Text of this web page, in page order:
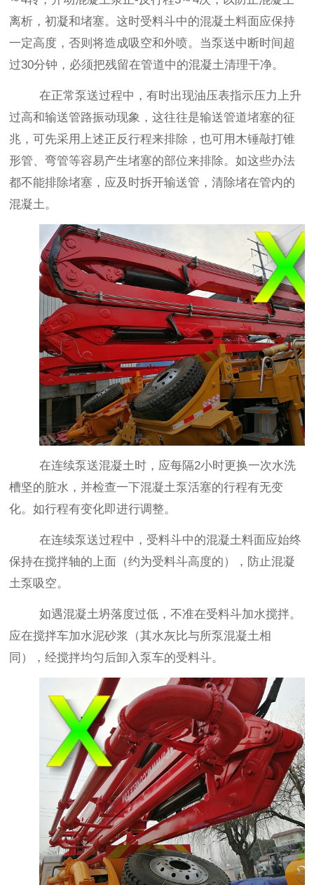
离析，初凝和堵塞。这时受料斗中的混凝土料面应保持
一定高度，否则将造成吸空和外喷。当泵送中断时间超
过30分钟，必须把残留在管道中的混凝土清理干净。
在正常泵送过程中，有时出现油压表指示压力上升
过高和输送管路振动现象，这往往是输送管道堵塞的征
兆，可先采用上述正反行程来排除，也可用木锤敲打锥
形管、弯管等容易产生堵塞的部位来排除。如这些办法
都不能排除堵塞，应及时拆开输送管，清除堵在管内的
混凝土。
在连续泵送混凝土时，应每隔2小时更换一次水洗
槽坚的脏水，并检查一下混凝土泵活塞的行程有无变
化。如行程有变化即进行调整。
在连续泵送过程中，受料斗中的混凝土料面应始终
保持在搅拌轴的上面（约为受料斗高度的），防止混凝
土泵吸空。
如遇混凝土坍落度过低，不准在受料斗加水搅拌。
应在搅拌车加水泥砂浆（其水灰比与所泵混凝土相
同），经搅拌均匀后卸入泵车的受料斗。